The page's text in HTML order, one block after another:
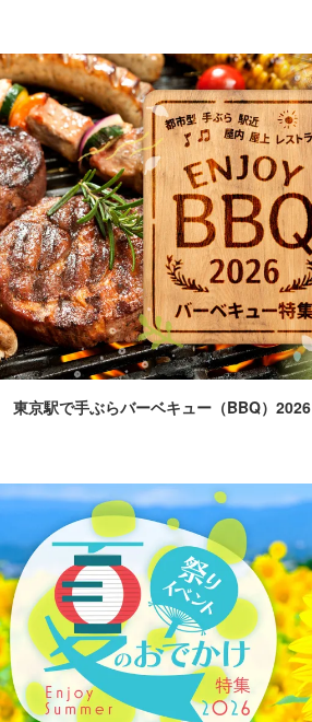
東京駅で手ぶらバーベキュー（BBQ）2026